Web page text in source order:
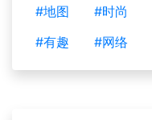
#地图
#时尚
#有趣
#网络